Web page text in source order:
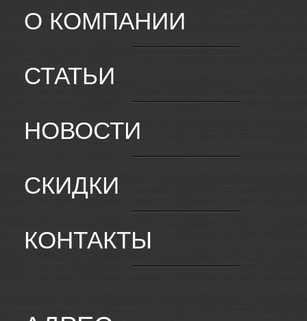
О КОМПАНИИ
СТАТЬИ
НОВОСТИ
СКИДКИ
КОНТАКТЫ